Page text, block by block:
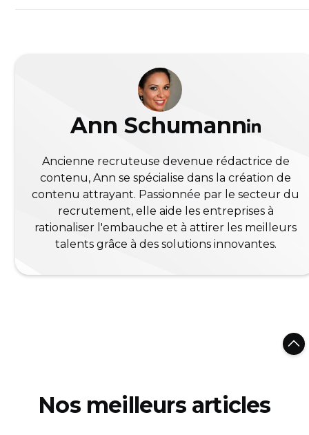
Ann Schumann
Ancienne recruteuse devenue rédactrice de
contenu, Ann se spécialise dans la création de
contenu attrayant. Passionnée par le secteur du
recrutement, elle aide les entreprises à
rationaliser l'embauche et à attirer les meilleurs
talents grâce à des solutions innovantes.
Nos meilleurs articles